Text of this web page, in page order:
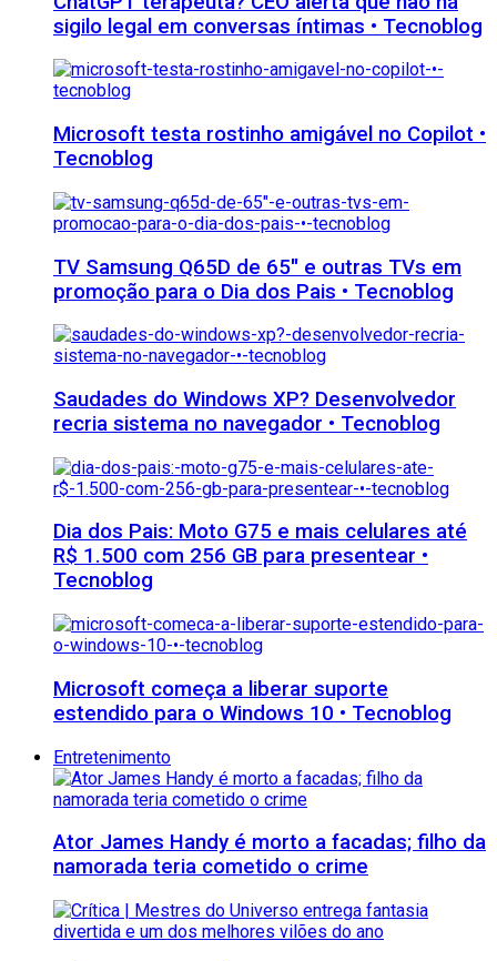
sigilo legal em conversas íntimas • Tecnoblog
Microsoft testa rostinho amigável no Copilot •
Tecnoblog
TV Samsung Q65D de 65″ e outras TVs em
promoção para o Dia dos Pais • Tecnoblog
Saudades do Windows XP? Desenvolvedor
recria sistema no navegador • Tecnoblog
Dia dos Pais: Moto G75 e mais celulares até
R$ 1.500 com 256 GB para presentear •
Tecnoblog
Microsoft começa a liberar suporte
estendido para o Windows 10 • Tecnoblog
Entretenimento
Ator James Handy é morto a facadas; filho da
namorada teria cometido o crime